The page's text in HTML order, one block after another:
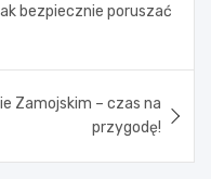
bezpiecznie poruszać
Zamojskim – czas na
przygodę!